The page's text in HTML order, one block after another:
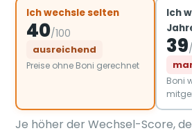
Ich wechsle selten
40/100
ausreichend
Preise ohne Boni gerechnet
Ich
39
Boni
Je höher der Wechsel-Score,